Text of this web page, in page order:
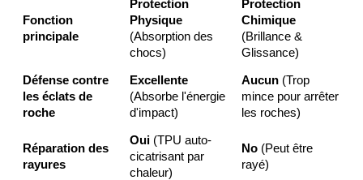
Fonction
principale
Protection
Physique
(Absorption des
chocs)
Protection
Chimique
(Brillance &
Glissance)
Défense contre
les éclats de
roche
Excellente
(Absorbe l'énergie
d'impact)
Aucun(Trop
mince pour arrêter
les roches)
Réparation des
rayures
Oui(TPU auto-
cicatrisant par
chaleur)
No(Peut être
rayé)